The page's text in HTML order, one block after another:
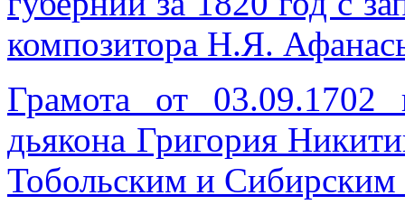
композитора Н.Я.
Грамота от
дьякона Григория
Тобольским и